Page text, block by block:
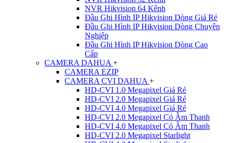
NVR Hikvision 64 Kênh
Đầu Ghi Hình IP Hikvision Dòng Giá Rẻ
Đầu Ghi Hình IP Hikvision Dòng Chuyên
Nghiệp
Đầu Ghi Hình IP Hikvision Dòng Cao
Cấp
CAMERA DAHUA +
CAMERA EZIP
CAMERA CVI DAHUA +
HD-CVI 1.0 Megapixel Giá Rẻ
HD-CVI 2.0 Megapixel Giá Rẻ
HD-CVI 4.0 Megapixel Giá Rẻ
HD-CVI 2.0 Megapixel Có Âm Thanh
HD-CVI 4.0 Megapixel Có Âm Thanh
HD-CVI 2.0 Megapixel Starlight